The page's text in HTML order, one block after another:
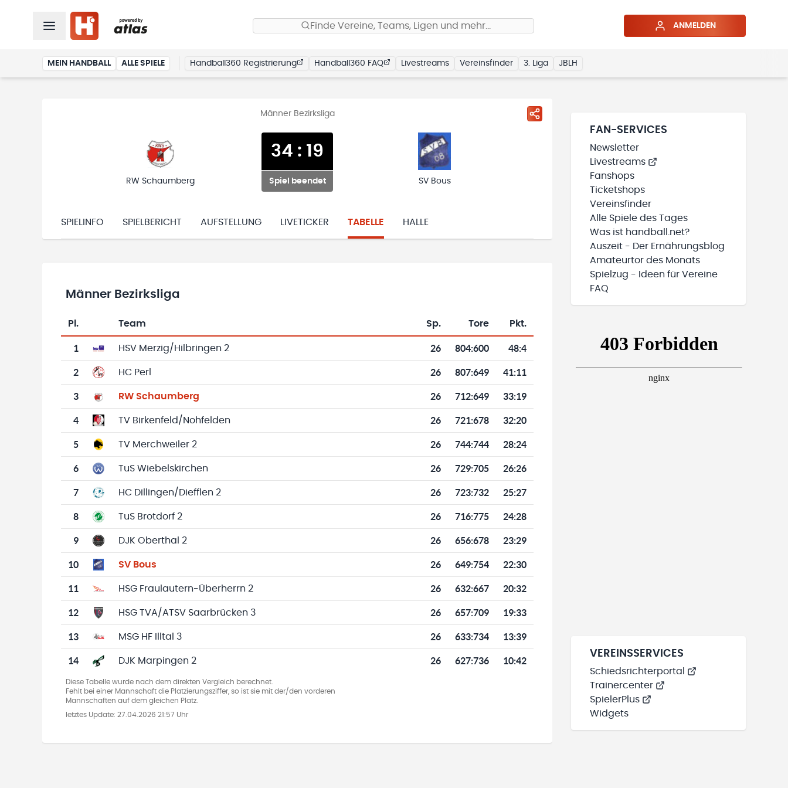
Finde Vereine, Teams, Ligen und mehr… ANMELDEN
MEIN HANDBALL ALLE SPIELE Handball360 Registrierung Handball360 FAQ Livestreams Vereinsfinder 3. Liga JBLH
Männer Bezirksliga
RW Schaumberg
34 : 19
Spiel beendet SV Bous
SPIELINFO SPIELBERICHT AUFSTELLUNG LIVETICKER TABELLE HALLE
Männer Bezirksliga
Tabelle mit Vereinsplatzierungen, Spielen, Toren und Punkten
Pl. Team Sp. Tore Pkt.
1 HSV Merzig/Hilbringen 2 26 804:600 48:4
2 HC Perl 26 807:649 41:11
3 RW Schaumberg 26 712:649 33:19
4 TV Birkenfeld/Nohfelden 26 721:678 32:20
5 TV Merchweiler 2 26 744:744 28:24
6 TuS Wiebelskirchen 26 729:705 26:26
7 HC Dillingen/Diefflen 2 26 723:732 25:27
8 TuS Brotdorf 2 26 716:775 24:28
9 DJK Oberthal 2 26 656:678 23:29
10 SV Bous 26 649:754 22:30
11 HSG Fraulautern-Überherrn 2 26 632:667 20:32
12 HSG TVA/ATSV Saarbrücken 3 26 657:709 19:33
13 MSG HF Illtal 3 26 633:734 13:39
14 DJK Marpingen 2 26 627:736 10:42
Diese Tabelle wurde nach dem direkten Vergleich berechnet.
Fehlt bei einer Mannschaft die Platzierungsziffer, so ist sie mit der/den vorderen
Mannschaften auf dem gleichen Platz.
letztes Update: 27.04.2026 21:57 Uhr
FAN-SERVICES
Newsletter
Livestreams
Fanshops
Ticketshops
Vereinsfinder
Alle Spiele des Tages
Was ist handball.net?
Auszeit - Der Ernährungsblog
Amateurtor des Monats
Spielzug - Ideen für Vereine
FAQ
VEREINSSERVICES
Schiedsrichterportal
Trainercenter
SpielerPlus
Widgets